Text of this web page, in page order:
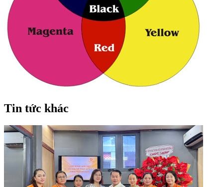
Tin tức khác